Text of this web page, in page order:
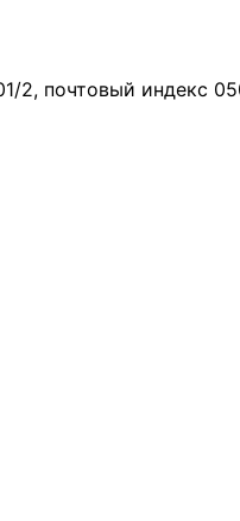
2, почтовый индекс